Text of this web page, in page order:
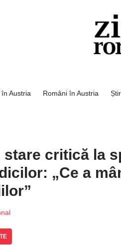
Austria Români în Austria
stare critică la
„Ce a